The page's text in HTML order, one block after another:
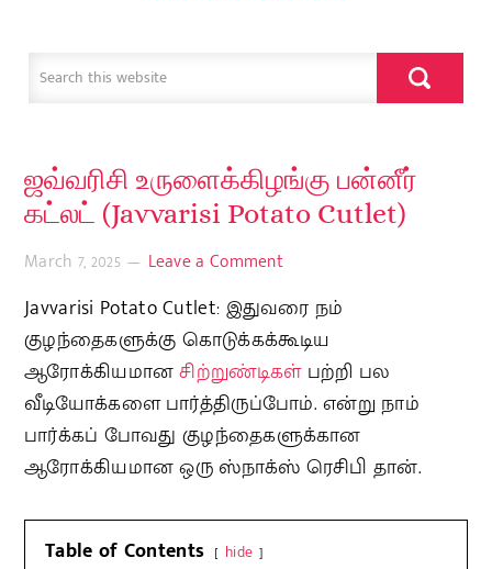
ஜவ்வரிசி உருளைக்கிழங்கு பன்னீர்
கட்லட் (Javvarisi Potato Cutlet)
March 7, 2025 Leave a Comment
Javvarisi Potato Cutlet: இதுவரை நம்
குழந்தைகளுக்கு கொடுக்கக்கூடிய
ஆரோக்கியமானசிற்றுண்டிகள்பற்றி பல
வீடியோக்களை பார்த்திருப்போம். என்று நாம்
பார்க்கப் போவது குழந்தைகளுக்கான
ஆரோக்கியமான ஒரு ஸ்நாக்ஸ் ரெசிபி தான்.
Table of Contents hide